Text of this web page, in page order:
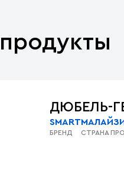
ДЮБЕЛЬ-
SMART
БРЕНД СТРАНА